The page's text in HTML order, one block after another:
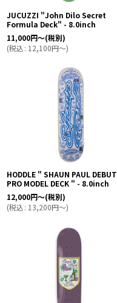
JUCUZZI "John Dilo Secret
Formula Deck" - 8.0inch
11,000円～(税別)
(税込: 12,100円～)
HODDLE " SHAUN PAUL DEBUT
PRO MODEL DECK " - 8.0inch
12,000円～(税別)
(税込: 13,200円～)